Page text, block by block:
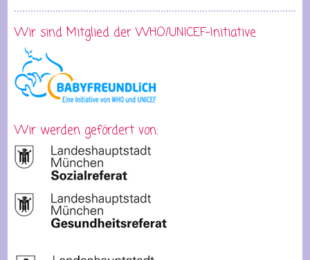
Wir sind Mitglied der WHO/UNICEF-Initiative
Wir werden gefördert von: